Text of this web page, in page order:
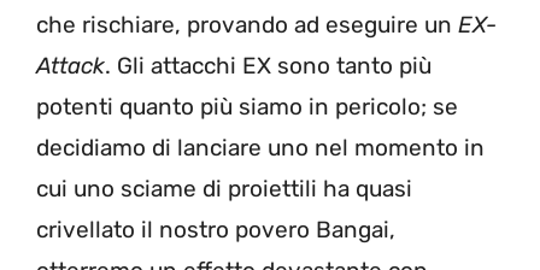
che rischiare, provando ad eseguire un EX-
Attack. Gli attacchi EX sono tanto più
potenti quanto più siamo in pericolo; se
decidiamo di lanciare uno nel momento in
cui uno sciame di proiettili ha quasi
crivellato il nostro povero Bangai,